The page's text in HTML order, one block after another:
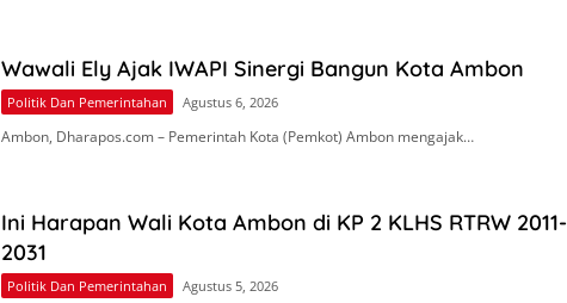
Wawali Ely Ajak IWAPI Sinergi Bangun Kota Ambon
Politik Dan Pemerintahan Agustus 6, 2026
Ambon, Dharapos.com – Pemerintah Kota (Pemkot) Ambon mengajak…
Ini Harapan Wali Kota Ambon di KP 2 KLHS RTRW 2011-
2031
Politik Dan Pemerintahan Agustus 5, 2026